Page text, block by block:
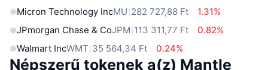
Micron Technology IncMU 282 727,88 Ft
1.31%
JPmorgan Chase & CoJPM 113 311,77 Ft
0.82%
Walmart IncWMT 35 564,34 Ft 0.24%
Népszerű tokenek a(z) Mantle